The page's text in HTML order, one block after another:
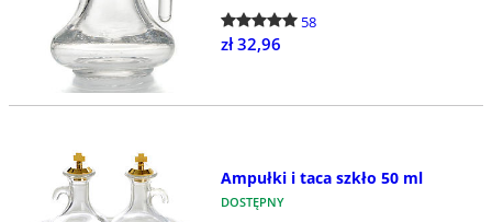
58
zł 32,96
Ampułki i taca szkło 50 ml
DOSTĘPNY